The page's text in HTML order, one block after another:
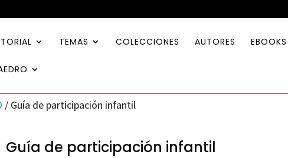
TEMAS COLECCIONES AUTORES EBOOKS
/ Guía de participación infantil
Guía de participación infantil